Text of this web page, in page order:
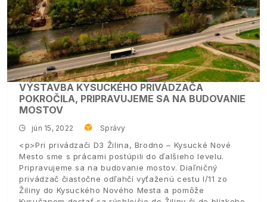
VÝSTAVBA KYSUCKÉHO PRIVÁDZAČA
POKROČILA, PRIPRAVUJEME SA NA BUDOVANIE
MOSTOV
jún 15, 2022 Správy
<p>Pri privádzači D3 Žilina, Brodno – Kysucké Nové
Mesto sme s prácami postúpili do ďalšieho levelu.
Pripravujeme sa na budovanie mostov. Diaľničný
privádzač čiastočne odľahčí vyťaženú cestu I/11 zo
Žiliny do Kysuckého Nového Mesta a pomôže